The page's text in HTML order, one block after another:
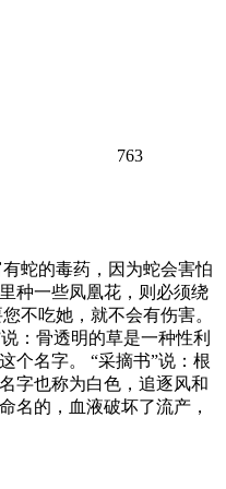
763
蛇的毒药，因为蛇会害怕
种一些凤凰花，则必须绕
不吃她，就不会有伤害。
：骨透明的草是一种性利
个名字。 “采摘书”说：根
字也称为白色，追逐风和
名的，血液破坏了流产，